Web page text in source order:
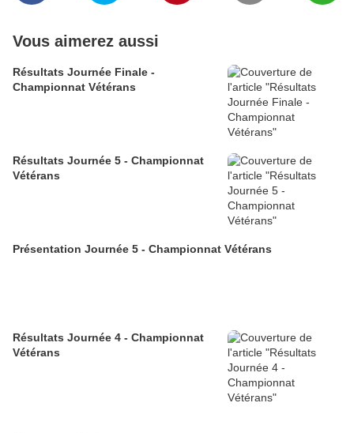
Vous aimerez aussi
Résultats Journée Finale -
Championnat Vétérans
Résultats Journée 5 - Championnat
Vétérans
Présentation Journée 5 - Championnat Vétérans
Résultats Journée 4 - Championnat
Vétérans